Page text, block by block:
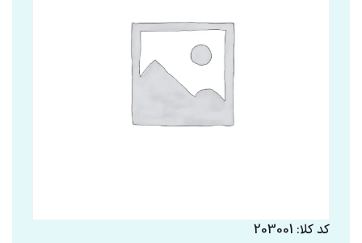
کد کلا: 203001